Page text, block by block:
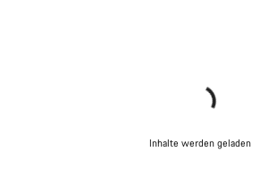
Inhalte werden geladen